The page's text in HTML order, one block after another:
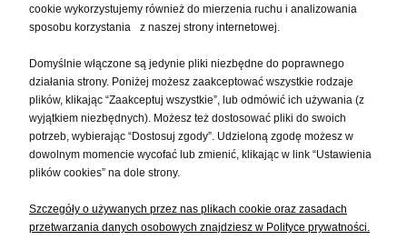
PŁATNOŚCI I DOSTAWA
INFORMACJE
O NAS
cookie wykorzystujemy również do mierzenia ruchu i analizowania
sposobu korzystania z naszej strony internetowej.
Domyślnie włączone są jedynie pliki niezbędne do poprawnego
działania strony. Poniżej możesz zaakceptować wszystkie rodzaje
plików, klikając “Zaakceptuj wszystkie”, lub odmówić ich używania (z
wyjątkiem niezbędnych). Możesz też dostosować pliki do swoich
potrzeb, wybierając “Dostosuj zgody”. Udzieloną zgodę możesz w
dowolnym momencie wycofać lub zmienić, klikając w link “Ustawienia
plików cookies” na dole strony.
Szczegóły o używanych przez nas plikach cookie oraz zasadach
przetwarzania danych osobowych znajdziesz w Polityce prywatności.